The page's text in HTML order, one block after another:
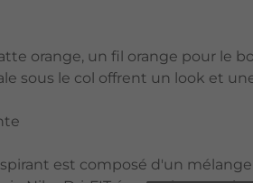
orange, un fil orange pour le
sous le col offrent un look et
est composé d'un